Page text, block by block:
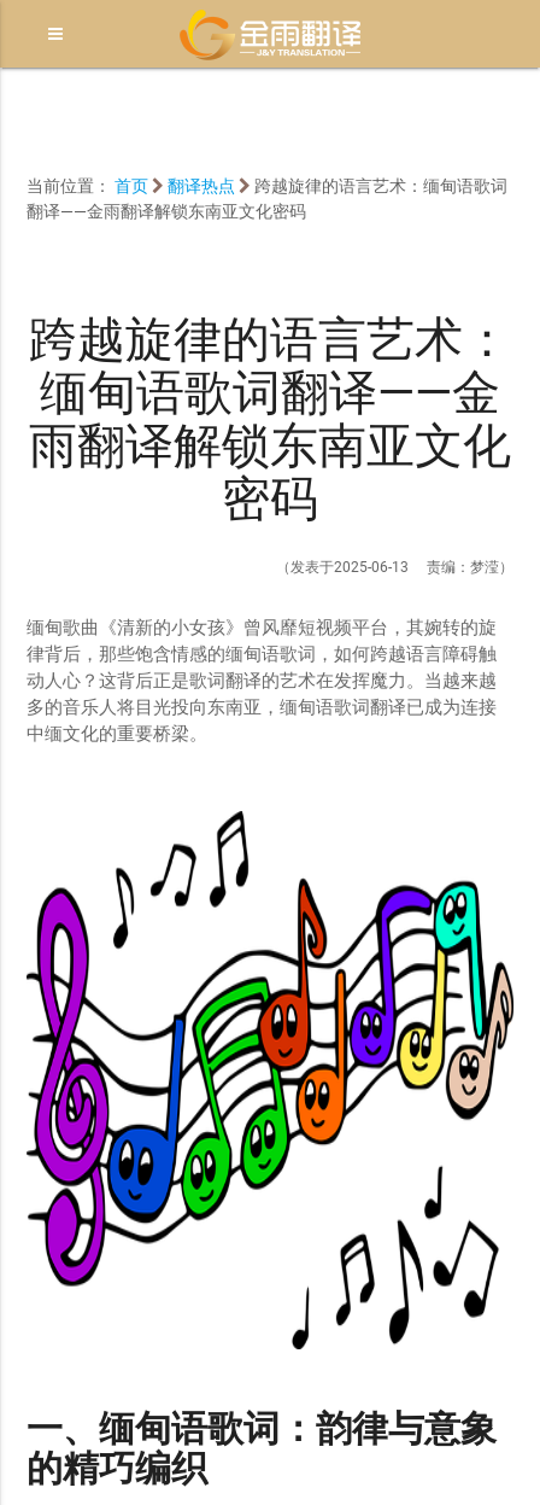
当前位置：首页 翻译热点
跨越旋律的语言艺术：缅甸语歌词
翻译——金雨翻译解锁东南亚文化密码
跨越旋律的语言艺术：
缅甸语歌词翻译——金
雨翻译解锁东南亚文化
密码
（发表于2025-06-13 责编：梦滢）
缅甸歌曲《清新的小女孩》曾风靡短视频平台，其婉转的旋
律背后，那些饱含情感的缅甸语歌词，如何跨越语言障碍触
动人心？这背后正是歌词翻译的艺术在发挥魔力。当越来越
多的音乐人将目光投向东南亚，缅甸语歌词翻译已成为连接
中缅文化的重要桥梁。
一、缅甸语歌词：韵律与意象
的精巧编织